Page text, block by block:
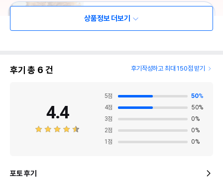
상품정보 더보기
후기 총 6 건 후기작성하고 최대 150점 받기
4.4
5점 50%
4점 50%
3점 0%
2점 0%
1 점 0%
포토 후기